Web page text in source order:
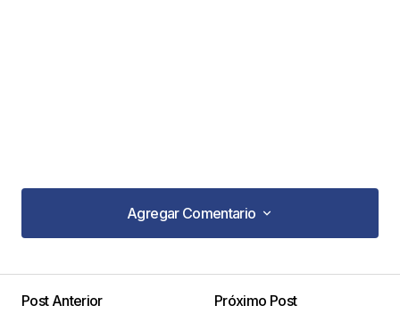
Agregar Comentario
Agregar Comentario
Post Anterior
Próximo Post